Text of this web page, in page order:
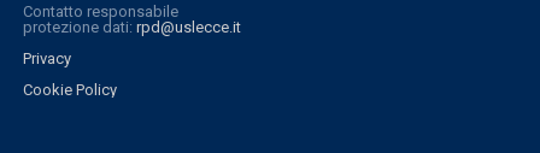
Contatto responsabile
protezione dati: rpd@uslecce.it
Privacy
Cookie Policy